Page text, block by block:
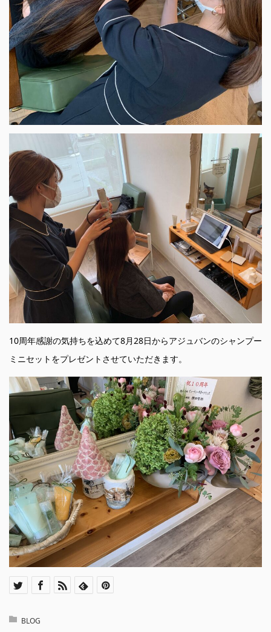
10周年感謝の気持ちを込めて8月28日からアジュバンのシャンプー
ミニセットをプレゼントさせていただきます。
BLOG